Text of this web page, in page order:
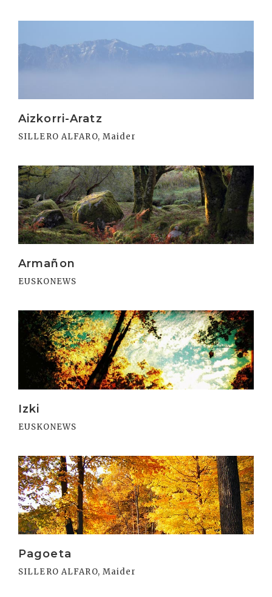
Aizkorri-Aratz
SILLERO ALFARO, Maider
Armañon
EUSKONEWS
Irakurri
Izki
EUSKONEWS
Irakurri
Pagoeta
SILLERO ALFARO, Maider
Irakurri